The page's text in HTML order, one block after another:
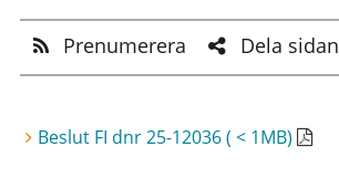
Prenumerera Dela sidan
Beslut FI dnr 25-12036 ( < 1MB)